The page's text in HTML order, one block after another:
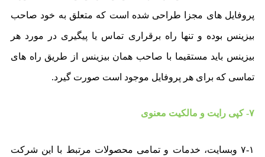
پروفایل های مجزا طراحی شده است که متعلق به خود صاحب
بیزینس بوده و تنها راه برقراری تماس یا پیگیری در مورد هر
بیزینس باید مستقیما با صاحب همان بیزینس از طریق راه های
تماسی که برای هر پروفایل موجود است صورت گیرد.
۷- کپی رایت و مالکیت معنوی
۷-۱ وبسایت، خدمات و تمامی محصولات مرتبط با این شرکت